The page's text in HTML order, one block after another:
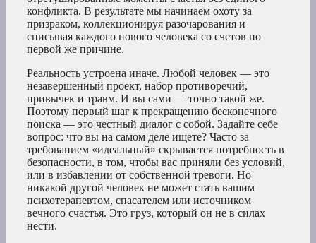
конфликта. В результате мы начинаем охоту за
призраком, коллекционируя разочарования и
списывая каждого нового человека со счетов по
первой же причине.
Реальность устроена иначе. Любой человек — это
незавершенный проект, набор противоречий,
привычек и травм. И вы сами — точно такой же.
Поэтому первый шаг к прекращению бесконечного
поиска — это честный диалог с собой. Задайте себе
вопрос: что вы на самом деле ищете? Часто за
требованием «идеальный» скрывается потребность в
безопасности, в том, чтобы вас приняли без условий,
или в избавлении от собственной тревоги. Но
никакой другой человек не может стать вашим
психотерапевтом, спасателем или источником
вечного счастья. Это груз, который он не в силах
нести.